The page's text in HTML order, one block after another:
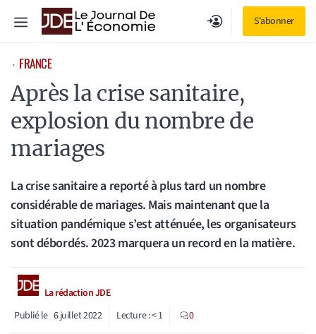
S'abonner
Menu
⋅ FRANCE
Après la crise sanitaire,
explosion du nombre de
mariages
La crise sanitaire a reporté à plus tard un nombre
considérable de mariages. Mais maintenant que la
situation pandémique s’est atténuée, les organisateurs
sont débordés. 2023 marquera un record en la matière.
La rédaction JDE
Publié le 6 juillet 2022 Lecture :< 1 0